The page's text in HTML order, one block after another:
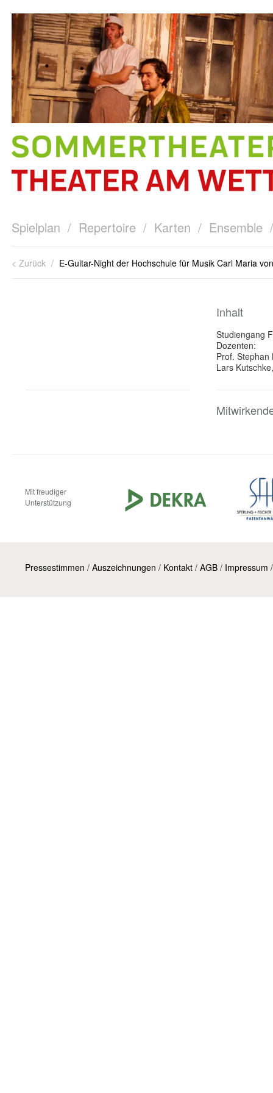
Spielplan / Repertoire / Karten / Ensemble
< Zurück / E-Guitar-Night der Hochschule für Musik Carl Maria
Inhalt
Studiengang
Dozenten:
Prof. Stephan
Lars
Mit freudiger
Unterstützung
Pressestimmen / Auszeichnungen / Kontakt / AGB / Impressum